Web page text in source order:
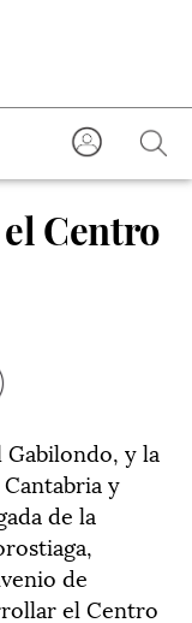
Centro
y la
y
de la
de
el Centro